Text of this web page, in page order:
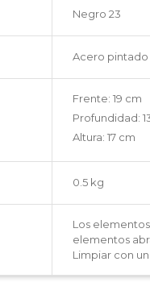
Negro 23
Acero
Frente: 19 cm
Profundidad:
Altura: 17 cm
0.5 kg
Los
elementos
Limpiar con